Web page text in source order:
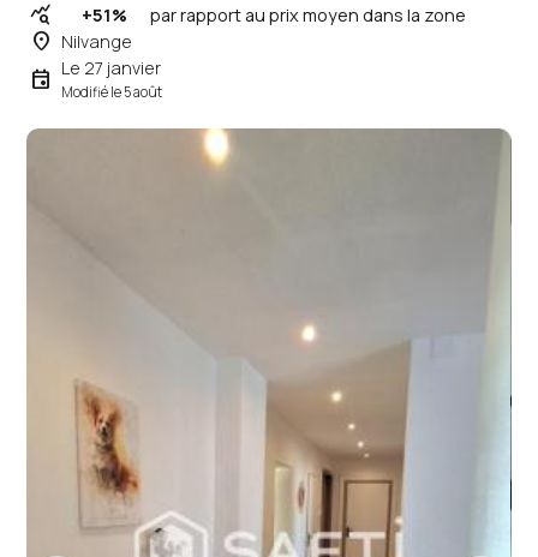
query_stats +51% par rapport au prix moyen dans la zone
place Nilvange
event Le 27 janvier
Modifié le 5 août